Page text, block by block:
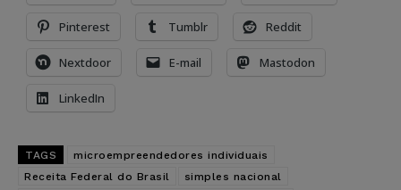
Pinterest Tumblr Reddit
Nextdoor E-mail Mastodon
LinkedIn
TAGS
microempreendedores individuais
Receita Federal do Brasil
simples nacional